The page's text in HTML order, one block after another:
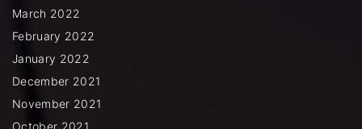
k
March 2022
February 2022
January 2022
December 2021
November 2021
October 2021